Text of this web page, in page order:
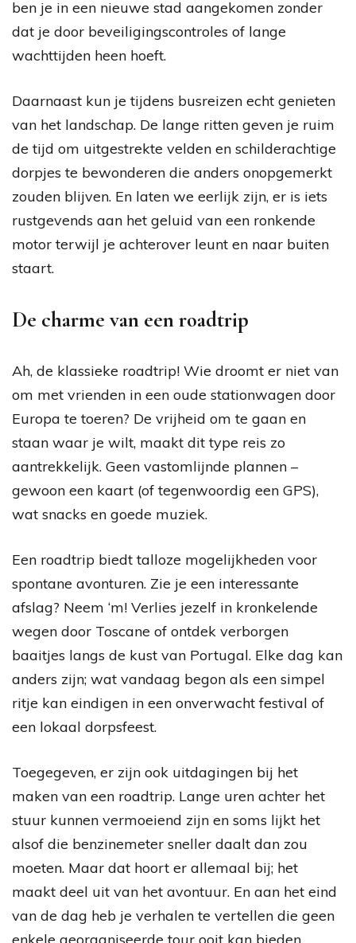
ben je in een nieuwe stad aangekomen zonder
dat je door beveiligingscontroles of lange
wachttijden heen hoeft.
Daarnaast kun je tijdens busreizen echt genieten
van het landschap. De lange ritten geven je ruim
de tijd om uitgestrekte velden en schilderachtige
dorpjes te bewonderen die anders onopgemerkt
zouden blijven. En laten we eerlijk zijn, er is iets
rustgevends aan het geluid van een ronkende
motor terwijl je achterover leunt en naar buiten
staart.
De charme van een roadtrip
Ah, de klassieke roadtrip! Wie droomt er niet van
om met vrienden in een oude stationwagen door
Europa te toeren? De vrijheid om te gaan en
staan waar je wilt, maakt dit type reis zo
aantrekkelijk. Geen vastomlijnde plannen –
gewoon een kaart (of tegenwoordig een GPS),
wat snacks en goede muziek.
Een roadtrip biedt talloze mogelijkheden voor
spontane avonturen. Zie je een interessante
afslag? Neem ‘m! Verlies jezelf in kronkelende
wegen door Toscane of ontdek verborgen
baaitjes langs de kust van Portugal. Elke dag kan
anders zijn; wat vandaag begon als een simpel
ritje kan eindigen in een onverwacht festival of
een lokaal dorpsfeest.
Toegegeven, er zijn ook uitdagingen bij het
maken van een roadtrip. Lange uren achter het
stuur kunnen vermoeiend zijn en soms lijkt het
alsof die benzinemeter sneller daalt dan zou
moeten. Maar dat hoort er allemaal bij; het
maakt deel uit van het avontuur. En aan het eind
van de dag heb je verhalen te vertellen die geen